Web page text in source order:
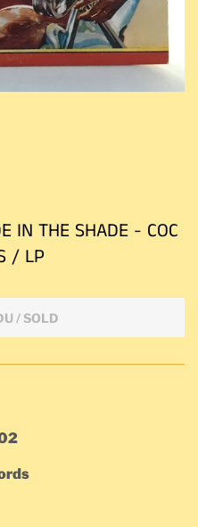
IN THE SHADE - COC
/ LP
/ SOLD